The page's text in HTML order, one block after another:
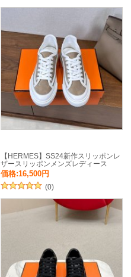
【HERMES】SS24新作スリッポンレ
ザースリッポンメンズレディース
価格:16,500円
(0)